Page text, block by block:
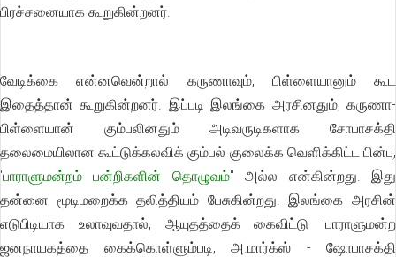
பிரச்சனையாக கூறுகின்றனர்.
வேடிக்கை என்னவென்றால் கருணாவும், பிள்ளையானும் கூட
இதைத்தான் கூறுகின்றனர். இப்படி இலங்கை அரசினதும், கருணா-
பிள்ளையான் கும்பலினதும் அடிவருடிகளாக சோபாசக்தி
தலைமையிலான கூட்டுக்கலவிக் கும்பல் குலைக்க வெளிக்கிட்ட பின்பு,
'பாராளுமன்றம் பன்றிகளின் தொழுவம்" அல்ல என்கின்றது. இது
தன்னை மூடிமறைக்க தலித்தியம் பேசுகின்றது. இலங்கை அரசின்
எடுபிடியாக உலாவுவதால், ஆயுதத்தைக் கைவிட்டு 'பாராளுமன்ற
ஜனநாயகத்தை கைக்கொள்ளும்படி, அ.மார்க்ஸ் - ஷோபாசக்தி